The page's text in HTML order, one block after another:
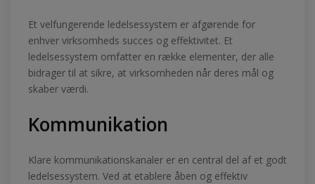
Et velfungerende ledelsessystem er afgørende for
enhver virksomheds succes og effektivitet. Et
ledelsessystem omfatter en række elementer, der alle
bidrager til at sikre, at virksomheden når deres mål og
skaber værdi.
Kommunikation
Klare kommunikationskanaler er en central del af et godt
ledelsessystem. Ved at etablere åben og effektiv